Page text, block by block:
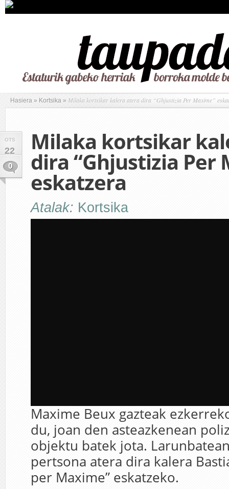
Hasiera » Kortsika » Milaka kortsikar kalera atera dira “Ghjustizia Per Maxime”
OTS
22
0
Milaka kortsikar
dira “Ghjustizia Per
eskatzera
Atalak: Kortsika
Maxime Beux gazteak
du, joan den asteazkenean
objektu batek jota.
pertsona atera dira kalera
per Maxime” eskatzeko.